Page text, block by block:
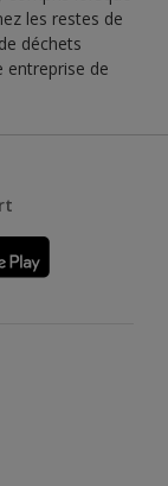
les restes de
déchets
entreprise de